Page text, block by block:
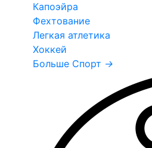
Капоэйра
Фехтование
Легкая атлетика
Хоккей
Больше Спорт →